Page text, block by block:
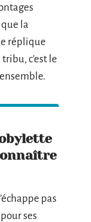
la
réplique
c’est le
pas
ses